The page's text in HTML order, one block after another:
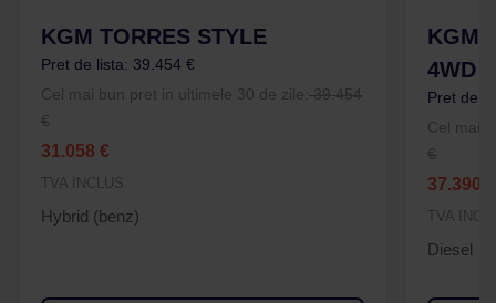
KGM TORRES STYLE
Pret de lista: 39.454 €
Cel mai bun pret in ultimele 30 de zile: 39.454
€
31.058 €
TVA INCLUS
Hybrid (benz)
KGM
4WD
Pret de
Cel mai
€
37.390 €
TVA
Diesel